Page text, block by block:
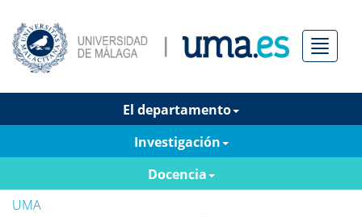
Menú
El departamento
Investigación
Docencia
UMA